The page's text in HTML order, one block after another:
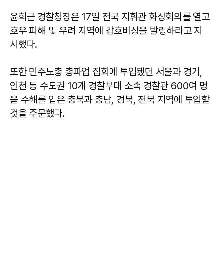
윤희근 경찰청장은 17일 전국 지휘관 화상회의를 열고
호우 피해 및 우려 지역에 갑호비상을 발령하라고 지
시했다.
또한 민주노총 총파업 집회에 투입됐던 서울과 경기,
인천 등 수도권 10개 경찰부대 소속 경찰관 600여 명
을 수해를 입은 충북과 충남, 경북, 전북 지역에 투입할
것을 주문했다.